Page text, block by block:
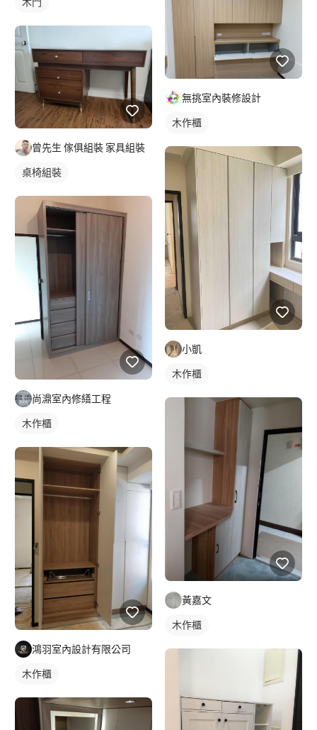
曾先生 傢俱組裝 家具組裝
桌椅組裝
尚濎室內修繕工程
木作櫃
鴻羽室內設計有限公司
木作櫃
無挑室內裝修設計
木作櫃
小凱
木作櫃
黃嘉文
木作櫃